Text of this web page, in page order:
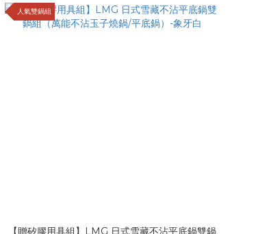
人氣雙鍋組
【贈矽膠用具組】LMG 日式雪藏不沾平底鍋雙鍋